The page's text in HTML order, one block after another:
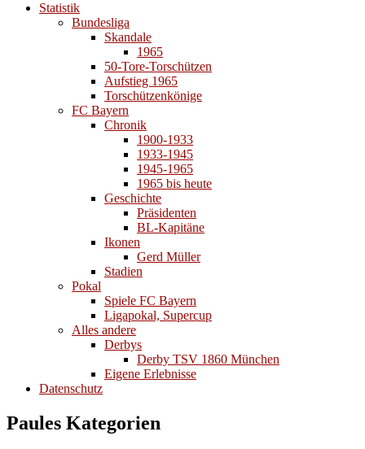
Statistik
Bundesliga
Skandale
1965
50-Tore-Torschützen
Aufstieg 1965
Torschützenkönige
FC Bayern
Chronik
1900-1933
1933-1945
1945-1965
1965 bis heute
Geschichte
Präsidenten
BL-Kapitäne
Ikonen
Gerd Müller
Stadien
Pokal
Spiele FC Bayern
Ligapokal, Supercup
Alles andere
Derbys
Derby TSV 1860 München
Eigene Erlebnisse
Datenschutz
Paules Kategorien